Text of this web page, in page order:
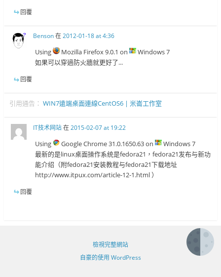
回覆
Benson在2012-01-18 at 4:36
Using Mozilla Firefox 9.0.1 on
Windows 7
如果可以穿過防火牆就更好了...
回覆
引用通告：WIN7遠端桌面連線CentOS6 | 米崙工作室
IT技术网站在2015-02-07 at 19:22
Using Google Chrome 31.0.1650.63 on
Windows 7
最新的是linux桌面操作系统是fedora21，fedora21发布与新功
能介绍（附fedora21安装教程与fedora21下载地址
http://www.itpux.com/article-12-1.html ）
回覆
檢視完整網站
自豪的使用 WordPress